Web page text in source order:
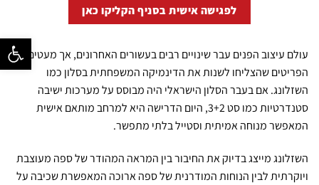
פתח
לפגישה אישית בסניף הקליקו כאן
עולם עיצוב הפנים עבר שינויים רבים בעשורים האחרונים, אך מעטים הם
הפריטים שהצליחו לשנות את הדינמיקה המשפחתית בסלון כמו
השזלונג. אם בעבר הסלון הישראלי היה מבוסס על מערכות ישיבה
סטנדרטיות כמו סט 3+2, היום הדרישה היא למרחב מותאם אישית
המאפשר מנוחה אמיתית וסטייל בלתי מתפשר.
השזלונג מייצג בדיוק את החיבור בין המראה המהודר של ספה מעוצבת
ויוקרתית לבין הנוחות המודרנית של ספה ארוכה המאפשרת שכיבה על